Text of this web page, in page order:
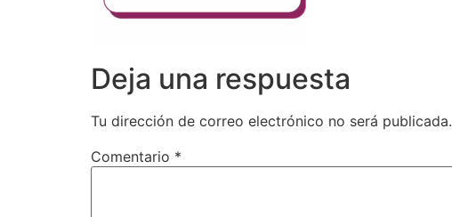
Deja una respuesta
Tu dirección de correo electrónico no será publicada.
Comentario *